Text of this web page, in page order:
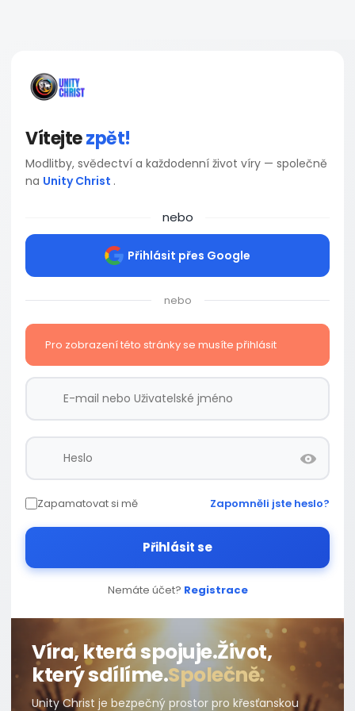
Vítejtezpět!
Modlitby, svědectví a každodenní život víry — společně
na Unity Christ .
nebo
Přihlásit přes Google
nebo
Pro zobrazení této stránky se musíte přihlásit
Zapamatovat si mě Zapomněli jste heslo?
Přihlásit se
Nemáte účet? Registrace
Víra, která spojuje.Život,
který sdílíme.Společně.
Unity Christ je bezpečný prostor pro křesťanskou